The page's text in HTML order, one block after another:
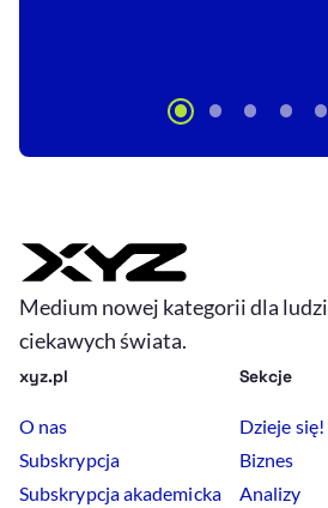
Medium nowej kategorii dla ludzi
ciekawych świata.
xyz.pl
O nas
Subskrypcja
Subskrypcja akademicka
Sekcje
Dzieje się!
Biznes
Analizy